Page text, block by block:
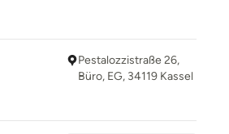
Pestalozzistraße 26,
Büro, EG, 34119 Kassel